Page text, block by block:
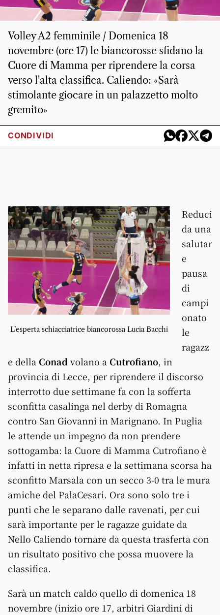
Volley A2 femminile / Domenica 18
novembre (ore 17) le biancorosse sfidano la
Cuore di Mamma per riprendere la corsa
verso l'alta classifica. Caliendo: «Sarà
stimolante giocare in un palazzetto molto
gremito»
CONDIVIDI
L’esperta schiacciatrice biancorossa Lucia Bacchi
Reduci
da una
salutar
e
pausa
di
campi
onato
le
ragazz
e della Conad volano a Cutrofiano, in
provincia di Lecce, per riprendere il discorso
interrotto due settimane fa con la sofferta
sconfitta casalinga nel derby di Romagna
contro San Giovanni in Marignano. In Puglia
le attende un impegno da non prendere
sottogamba: la Cuore di Mamma Cutrofiano è
infatti in netta ripresa e la settimana scorsa ha
sconfitto Marsala con un secco 3-0 tra le mura
amiche del PalaCesari. Ora sono solo tre i
punti che le separano dalle ravenati, per cui
sarà importante per le ragazze guidate da
Nello Caliendo tornare da questa trasferta con
un risultato positivo che possa muovere la
classifica.
Sarà un match caldo quello di domenica 18
novembre (inizio ore 17, arbitri Giardini di